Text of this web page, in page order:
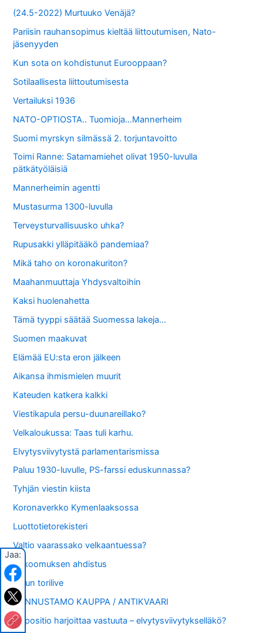
(24.5-2022) Murtuuko Venäjä?
Pariisin rauhansopimus kieltää liittoutumisen, Nato-
jäsenyyden
Kun sota on kohdistunut Eurooppaan?
Sotilaallisesta liittoutumisesta
Vertailuksi 1936
NATO-OPTIOSTA.. Tuomioja…Mannerheim
Suomi myrskyn silmässä 2. torjuntavoitto
Toimi Ranne: Satamamiehet olivat 1950-luvulla
pätkätyöläisiä
Mannerheimin agentti
Mustasurma 1300-luvulla
Terveysturvallisuusko uhka?
Rupusakki ylläpitääkö pandemiaa?
Mikä taho on koronakuriton?
Maahanmuuttaja Yhdysvaltoihin
Kaksi huolenahetta
Tämä tyyppi säätää Suomessa lakeja…
Suomen maakuvat
Elämää EU:sta eron jälkeen
Aikansa ihmismielen muurit
Kateuden katkera kalkki
Viestikapula persu-duunareillako?
Velkaloukussa: Taas tuli karhu.
Elvytysviivytystä parlamentarismissa
Paluu 1930-luvulle, PS-farssi eduskunnassa?
Tyhjän viestin kiista
Koronaverkko Kymenlaaksossa
Luottotietorekisteri
Valtio vaarassako velkaantuessa?
Kokoomuksen ahdistus
Turun torilive
KANNUSTAMO KAUPPA / ANTIKVAARI
Oppositio harjoittaa vastuuta – elvytysviivytykselläkö?
Jaa: